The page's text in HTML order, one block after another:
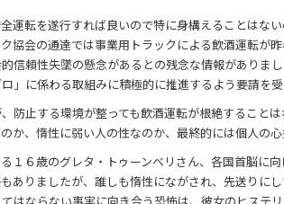
運転を遂行すれば良いので特に身構えることはな
協会の通達では事業用トラックによる飲酒運転が
信頼性失墜の懸念があるとの残念な情報がありま
」に係わる取組みに積極的に推進するよう要請を受
防止する環境が整っても飲酒運転が根絶すること
か、惰性に弱い人の性なのか、最終的には個人の心
１６歳のグレタ・トゥーンベリさん、各国首脳に
ありましたが、誰しも惰性にながされ、先送りに